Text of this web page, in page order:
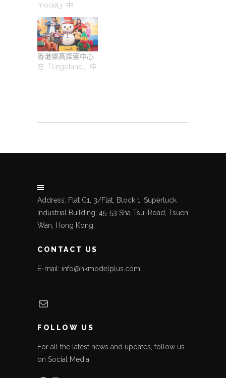
model」中
香港樂高探索中心
在「Legoland」中
Address: Flat C1, 3/Flat, Block 1, Superluck
Industrial Building, 45-53 Sha Tsui Road, Tsuen
Wan, Hong Kong
CONTACT US
E-mail: info@hkmodelplus.com
Mail
FOLLOW US
For all the latest news and updates, follow us
on Social Media